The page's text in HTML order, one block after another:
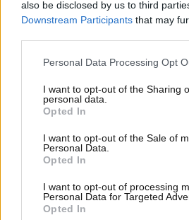
also be disclosed by us to third
Downstream Participants that may
Personal Data Processing Opt
I want to opt-out of the Sharing
personal data.
Opted In
I want to opt-out of the Sale of
Personal Data.
Opted In
I want to opt-out of processing
Personal Data for Targeted
Opted In
Chi prenderà il posto nelle
messe a disposizione da
prossima stagione di Formula
recente daMario Andretti, ci
profili di una certa esperienza e